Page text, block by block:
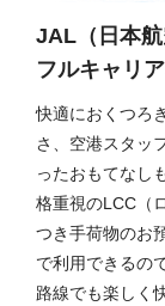
JAL（日本航
フルキャリ
快適におくつろ
さ、空港スタッ
ったおもてなし
格重視のLCC（
つき手荷物のお
で利用できるの
路線でも楽しく